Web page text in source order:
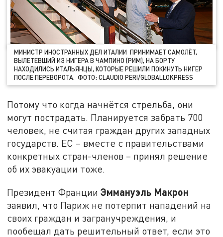
МИНИСТР ИНОСТРАННЫХ ДЕЛ ИТАЛИИ ПРИНИМАЕТ САМОЛЁТ,
ВЫЛЕТЕВШИЙ ИЗ НИГЕРА В ЧАМПИНО (РИМ), НА БОРТУ
НАХОДИЛИСЬ ИТАЛЬЯНЦЫ, КОТОРЫЕ РЕШИЛИ ПОКИНУТЬ НИГЕР
ПОСЛЕ ПЕРЕВОРОТА. ФОТО: CLAUDIO PERI/GLOBALLOKPRESS
Потому что когда начнётся стрельба, они
могут пострадать. Планируется забрать 700
человек, не считая граждан других западных
государств. ЕС – вместе с правительствами
конкретных стран-членов – принял решение
об их эвакуации тоже.
Президент ФранцииЭммануэль Макрон
заявил, что Париж не потерпит нападений на
своих граждан и загранучреждения, и
пообещал дать решительный ответ, если это